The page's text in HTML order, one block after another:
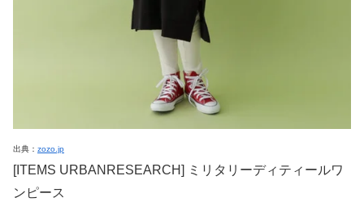
出典： zozo.jp
[ITEMS URBANRESEARCH] ミリタリーディティールワ
ンピース